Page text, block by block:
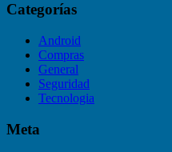
Categorías
Android
Compras
General
Seguridad
Tecnologia
Meta